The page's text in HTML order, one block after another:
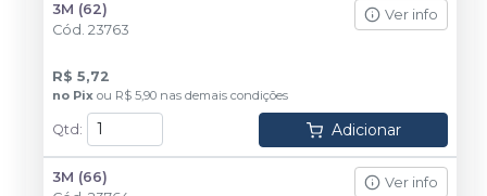
3M (62)
Cód. 23763
Ver info
R$ 5,72
no Pix ou R$ 5,90 nas demais condições
Qtd : Adicionar
3M (66)
Ver info